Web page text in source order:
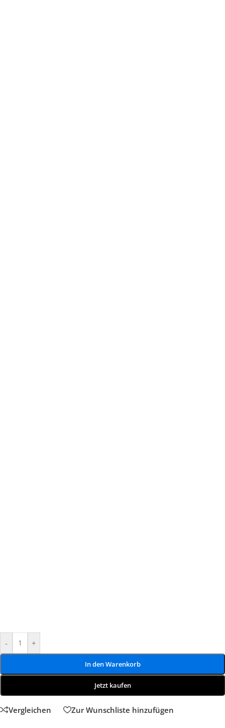
- +
In den Warenkorb
Jetzt kaufen
Vergleichen Zur Wunschliste hinzufügen